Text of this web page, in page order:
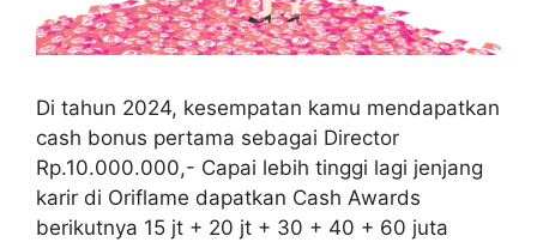
Di tahun 2024, kesempatan kamu mendapatkan
cash bonus pertama sebagai Director
Rp.10.000.000,- Capai lebih tinggi lagi jenjang
karir di Oriflame dapatkan Cash Awards
berikutnya 15 jt + 20 jt + 30 + 40 + 60 juta